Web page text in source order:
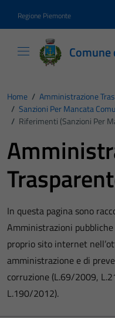
Regione Piemonte
Comune
Home / Amministrazione
/ Sanzioni Per Mancata
/ Riferimenti (Sanzioni Per
In questa pagina sono
Amministrazioni
proprio sito internet
amministrazione e di
corruzione (L.69/2009,
L.190/2012).